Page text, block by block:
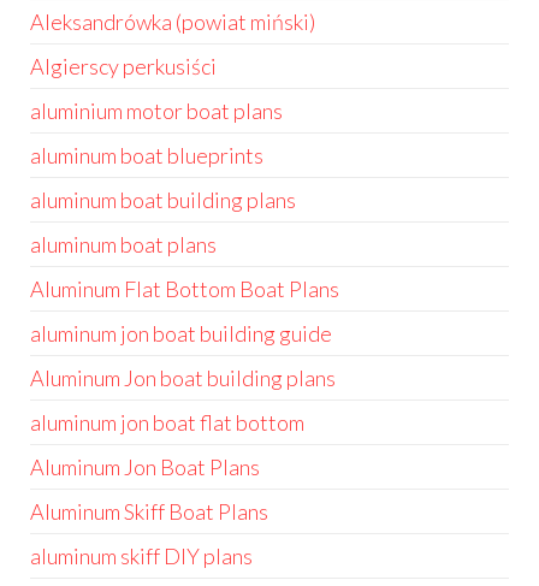
Aleksandrówka (powiat miński)
Algierscy perkusiści
aluminium motor boat plans
aluminum boat blueprints
aluminum boat building plans
aluminum boat plans
Aluminum Flat Bottom Boat Plans
aluminum jon boat building guide
Aluminum Jon boat building plans
aluminum jon boat flat bottom
Aluminum Jon Boat Plans
Aluminum Skiff Boat Plans
aluminum skiff DIY plans